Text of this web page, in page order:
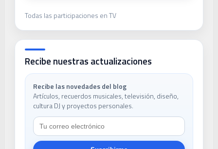
Todas las participaciones en TV
Recibe nuestras actualizaciones
Recibe las novedades del blog
Artículos, recuerdos musicales, televisión, diseño,
cultura DJ y proyectos personales.